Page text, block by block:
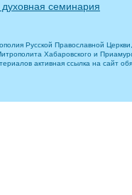
семинария
Русской Православной
Хабаровского и
активная ссылка на сайт